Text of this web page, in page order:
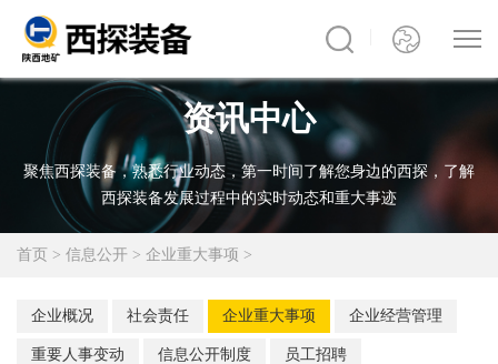
资讯中心
聚焦西探装备，熟悉行业动态，第一时间了解您身边的西探，了解
西探装备发展过程中的实时动态和重大事迹
首页 > 信息公开 > 企业重大事项 >
企业概况 社会责任 企业重大事项 企业经营管理
重要人事变动 信息公开制度 员工招聘